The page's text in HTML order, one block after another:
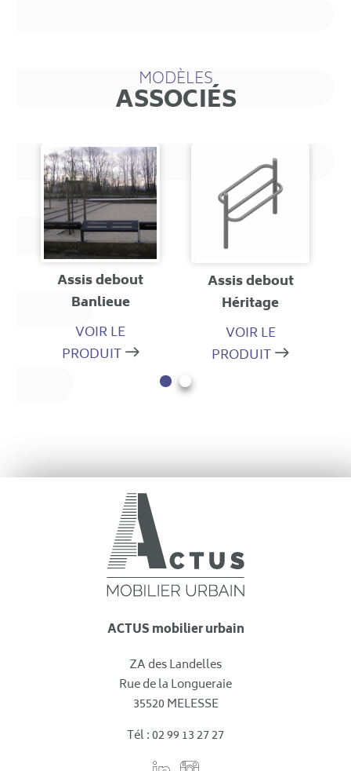
MODÈLES
ASSOCIÉS
Assis debout
Banlieue
VOIR LE
PRODUIT
Assis debout
Héritage
VOIR LE
PRODUIT
ACTUS mobilier urbain
ZA des Landelles
Rue de la Longueraie
35520 MELESSE
Tél : 02 99 13 27 27